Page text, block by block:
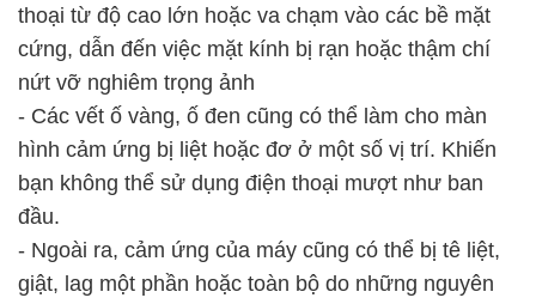
thoại từ độ cao lớn hoặc va chạm vào các bề mặt
cứng, dẫn đến việc mặt kính bị rạn hoặc thậm chí
nứt vỡ nghiêm trọng ảnh
- Các vết ố vàng, ố đen cũng có thể làm cho màn
hình cảm ứng bị liệt hoặc đơ ở một số vị trí. Khiến
bạn không thể sử dụng điện thoại mượt như ban
đầu.
- Ngoài ra, cảm ứng của máy cũng có thể bị tê liệt,
giật, lag một phần hoặc toàn bộ do những nguyên